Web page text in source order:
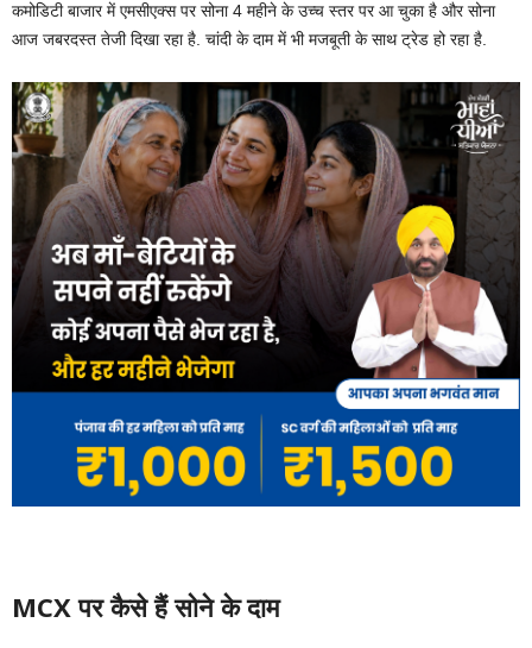
कमोडिटी बाजार में एमसीएक्स पर सोना 4 महीने के उच्च स्तर पर आ चुका है और सोना
आज जबरदस्त तेजी दिखा रहा है. चांदी के दाम में भी मजबूती के साथ ट्रेड हो रहा है.
MCX पर कैसे हैं सोने के दाम